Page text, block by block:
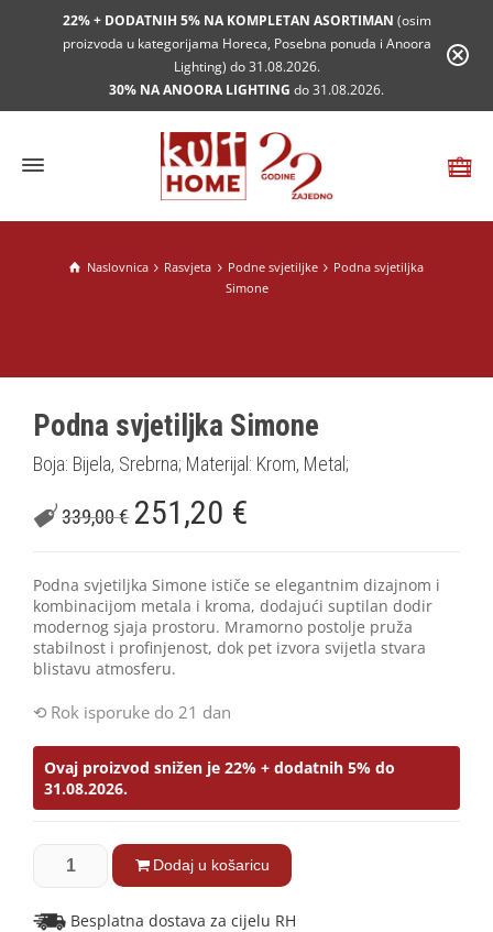
22% + DODATNIH 5% NA KOMPLETAN ASORTIMAN (osim
proizvoda u kategorijama Horeca, Posebna ponuda i Anoora
Lighting) do 31.08.2026.
30% NA ANOORA LIGHTING do 31.08.2026.
Naslovnica Rasvjeta Podne svjetiljke
Podna svjetiljka
Simone
Podna svjetiljka Simone
Boja: Bijela, Srebrna; Materijal: Krom, Metal;
339,00€ 251,20 €
Podna svjetiljka Simone ističe se elegantnim dizajnom i
kombinacijom metala i kroma, dodajući suptilan dodir
modernog sjaja prostoru. Mramorno postolje pruža
stabilnost i profinjenost, dok pet izvora svijetla stvara
blistavu atmosferu.
Rok isporuke do 21 dan
Ovaj proizvod snižen je 22% + dodatnih 5% do
31.08.2026.
Dodaj u košaricu
Besplatna dostava za cijelu RH